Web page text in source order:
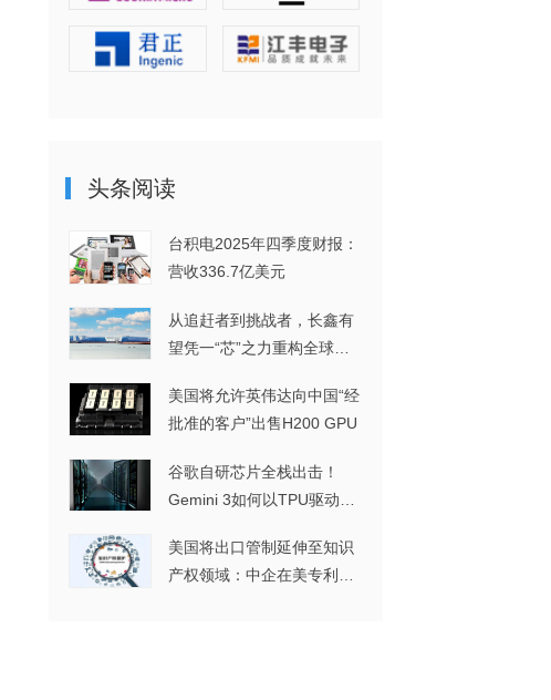
头条阅读
台积电2025年四季度财报：
营收336.7亿美元
从追赶者到挑战者，长鑫有
望凭一“芯”之力重构全球
美国将允许英伟达向中国“经
批准的客户”出售H200 GPU
谷歌自研芯片全栈出击！
Gemini 3如何以TPU驱动实
美国将出口管制延伸至知识
产权领域：中企在美专利维